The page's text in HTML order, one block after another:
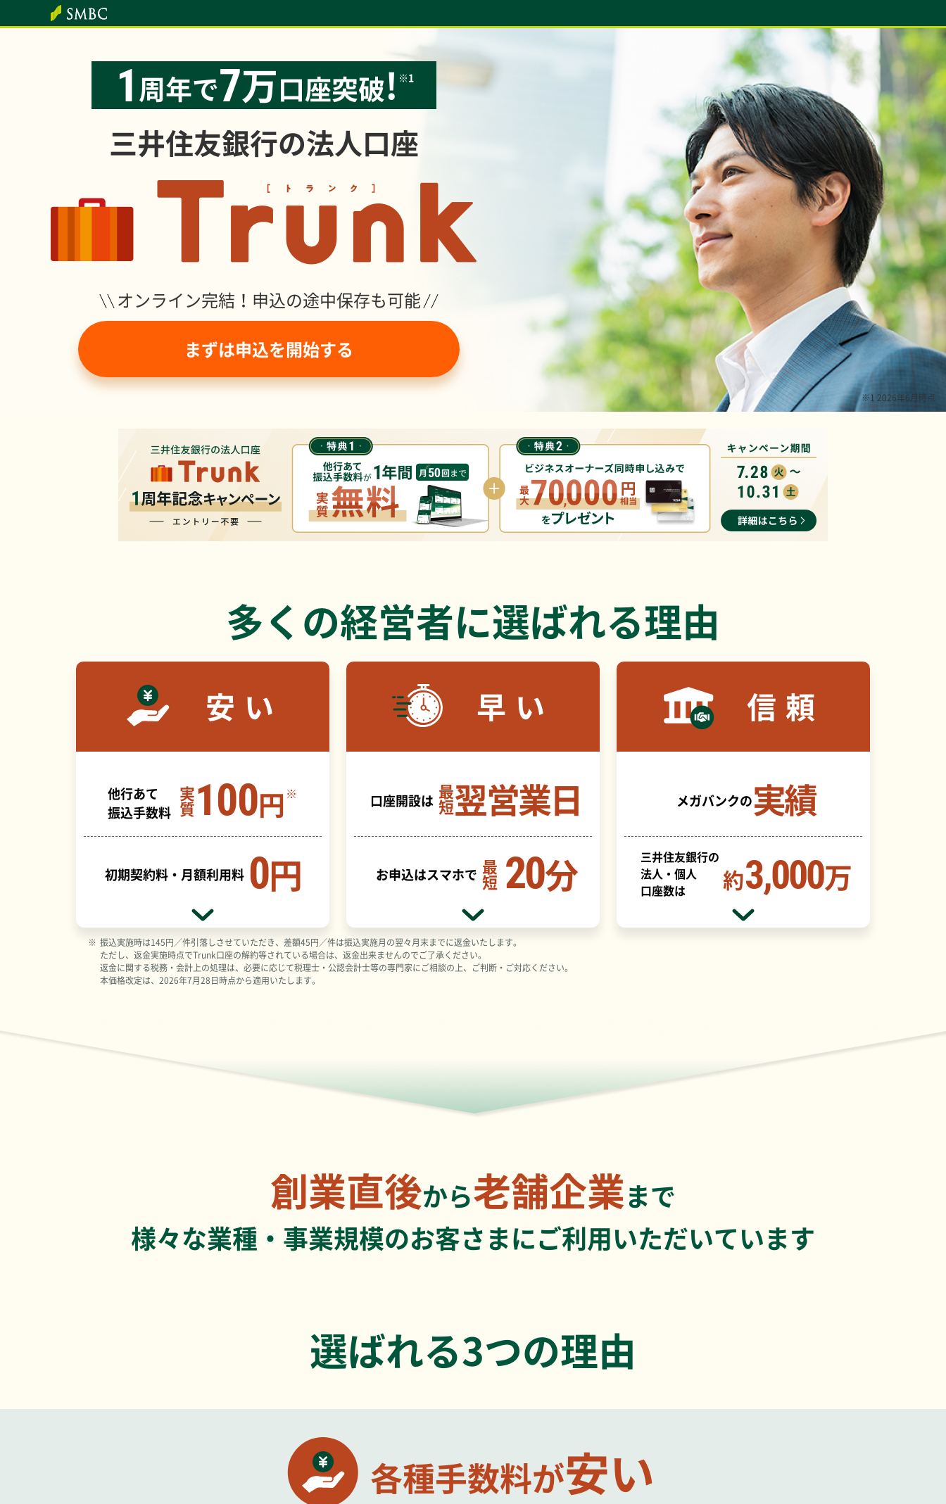
1 周年で7万口座突破! ※1
三井住友銀行の法人口座
オンライン完結！申込の途中保存も可能
まずは申込を開始する
※1 2026年6月時点
多くの経営者に選ばれる理由
安い
他行あて
振込手数料
実
質100円 ※
初期契約料・月額利用料 0円
早い
口座開設は 最
短翌営業日
お申込はスマホで 最
短 20分
信頼
メガバンクの実績
三井住友銀行の
法人・個人
口座数は
約3,000万
※ 振込実施時は145円／件引落しさせていただき、差額45円／件は振込実施月の翌々月末までに返金いたします。
ただし、返金実施時点でTrunk口座の解約等されている場合は、返金出来ませんのでご了承ください。
返金に関する税務・会計上の処理は、必要に応じて税理士・公認会計士等の専門家にご相談の上、ご判断・ご対応ください。
本価格改定は、2026年7月28日時点から適用いたします。
創業直後から老舗企業まで
様々な業種・事業規模のお客さまにご利用いただいています
選ばれる3つの理由
各種手数料が安い